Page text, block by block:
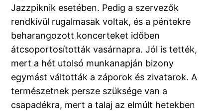
Jazzpiknik esetében. Pedig a szervezők
rendkívül rugalmasak voltak, és a péntekre
beharangozott koncerteket időben
átcsoportosították vasárnapra. Jól is tették,
mert a hét utolsó munkanapján bizony
egymást váltották a záporok és zivatarok. A
természetnek persze szüksége van a
csapadékra, mert a talaj az elmúlt hetekben